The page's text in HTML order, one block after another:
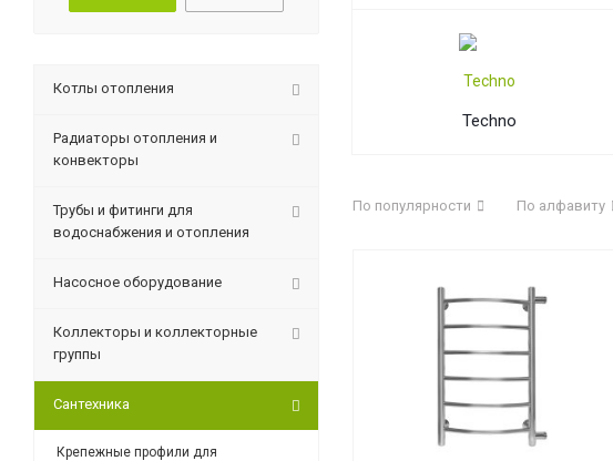
Techno
По популярности По алфавиту
Котлы отопления
Радиаторы отопления и
конвекторы
Трубы и фитинги для
водоснабжения и отопления
Насосное оборудование
Коллекторы и коллекторные
группы
Сантехника
Крепежные профили для